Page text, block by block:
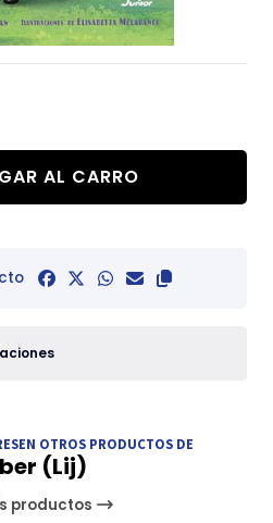
AL CARRO
OTROS PRODUCTOS DE
(Lij)
productos